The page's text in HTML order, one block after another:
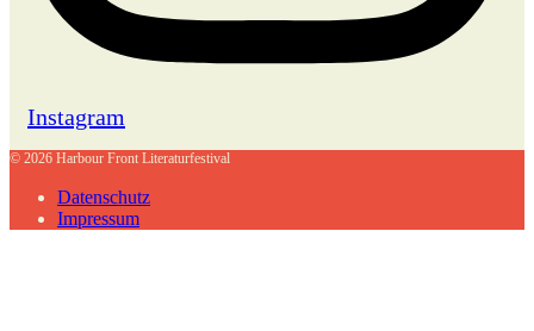
Instagram
© 2026 Harbour Front Literaturfestival
Datenschutz
Impressum